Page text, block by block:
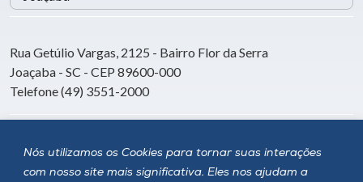
Nós utilizamos os Cookies para tornar suas interações
com nosso site mais significativa. Eles nos ajudam a
Rua Getúlio Vargas, 2125 - Bairro Flor da Serra
Joaçaba - SC - CEP 89600-000
Telefone (49) 3551-2000
Siga a Unoesc